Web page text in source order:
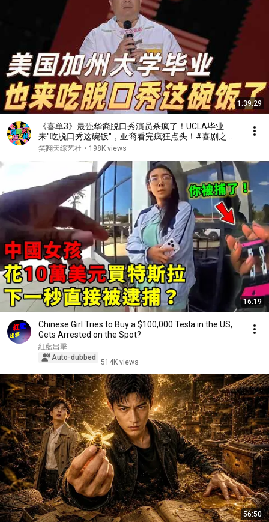
1:39:29
《喜单3》最强华裔脱口秀演员杀疯了！UCLA毕业
来"吃脱口秀这碗饭"，亚裔看完疯狂点头！#喜剧之王
单口季 #脱口秀 #搞笑 #喜剧 #funny #综艺
笑翻天综艺社 • 198K views
16:19
Chinese Girl Tries to Buy a $100,000 Tesla in the US,
Gets Arrested on the Spot?
紅藍出擊
Auto-dubbed
514K views
56:50